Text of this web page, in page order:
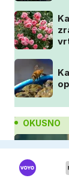
OKUSNO